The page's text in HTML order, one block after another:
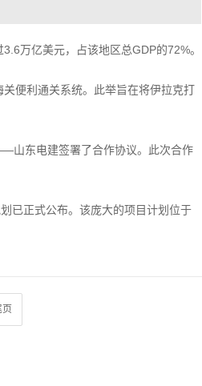
万亿美元，占该地区总GDP的72%。
便利通关系统。此举旨在将伊拉克打
山东电建签署了合作协议。此次合作
已正式公布。该庞大的项目计划位于
页